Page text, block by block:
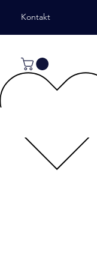
Kontakt